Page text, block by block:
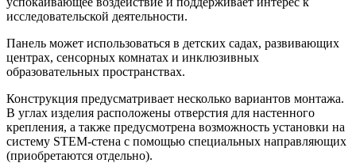
исследовательской деятельности.
Панель может использоваться в детских садах, развивающих
центрах, сенсорных комнатах и инклюзивных
образовательных пространствах.
Конструкция предусматривает несколько вариантов монтажа.
В углах изделия расположены отверстия для настенного
крепления, а также предусмотрена возможность установки на
систему STEM-стена с помощью специальных направляющих
(приобретаются отдельно).